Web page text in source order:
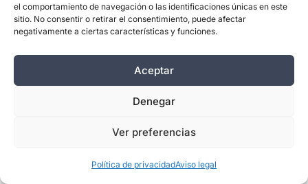
el comportamiento de navegación o las identificaciones únicas en este
sitio. No consentir o retirar el consentimiento, puede afectar
negativamente a ciertas características y funciones.
Aceptar
Denegar
Ver preferencias
Política de privacidadAviso legal
¿Puede un corredor tener fascitis
plantar aunque no tenga sobrepeso?
Absolutamente sí. En corredores, la
fascitis plantar está causada
principalmente por la sobrecarga
mecánica repetitiva, los errores de